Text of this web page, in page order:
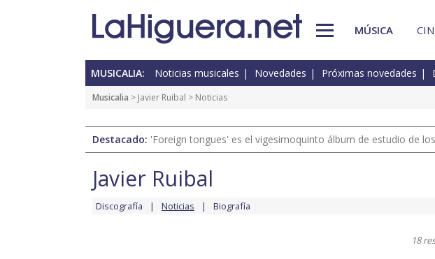
MÚSICA
MUSICALIA: Noticias musicales Novedades Próximas novedades
Musicalia > Javier Ruibal > Noticias
Destacado: 'Foreign tongues' es el vigesimoquinto álbum de estudio de
Javier Ruibal
Discografía Noticias Biografía
18